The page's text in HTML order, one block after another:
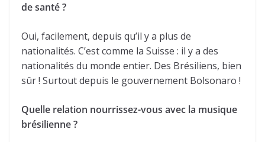
de santé ?
Oui, facilement, depuis qu’il y a plus de
nationalités. C’est comme la Suisse : il y a des
nationalités du monde entier. Des Brésiliens, bien
sûr ! Surtout depuis le gouvernement Bolsonaro !
Quelle relation nourrissez-vous avec la musique
brésilienne ?